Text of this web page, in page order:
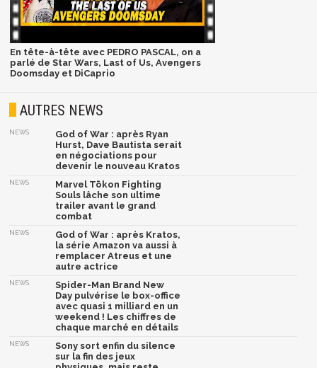
En tête-à-tête avec PEDRO PASCAL, on a
parlé de Star Wars, Last of Us, Avengers
Doomsday et DiCaprio
AUTRES NEWS
NEWS
God of War : après Ryan
Hurst, Dave Bautista serait
en négociations pour
devenir le nouveau Kratos
NEWS
Marvel Tōkon Fighting
Souls lâche son ultime
trailer avant le grand
combat
NEWS
God of War : après Kratos,
la série Amazon va aussi à
remplacer Atreus et une
autre actrice
NEWS
Spider-Man Brand New
Day pulvérise le box-office
avec quasi 1 milliard en un
weekend ! Les chiffres de
chaque marché en détails
NEWS
Sony sort enfin du silence
sur la fin des jeux